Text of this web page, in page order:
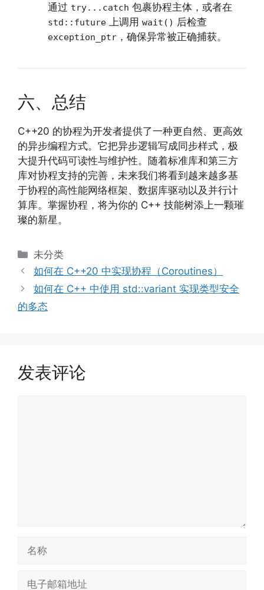
通过 try...catch 包裹协程主体，或者在
std::future 上调用 wait() 后检查
exception_ptr ，确保异常被正确捕获。
六、总结
C++20 的协程为开发者提供了一种更自然、更高效
的异步编程方式。它把异步逻辑写成同步样式，极
大提升代码可读性与维护性。随着标准库和第三方
库对协程支持的完善，未来我们将看到越来越多基
于协程的高性能网络框架、数据库驱动以及并行计
算库。掌握协程，将为你的 C++ 技能树添上一颗璀
璨的新星。
分
类
未分类
如何在 C++20 中实现协程（Coroutines）
如何在 C++ 中使用 std::variant 实现类型安全
的多态
发表评论